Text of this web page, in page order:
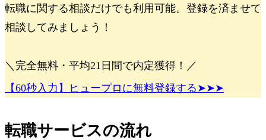
転職に関する相談だけでも利用可能。登録を済ませて
相談してみましょう！
＼完全無料・平均21日間で内定獲得！／
【60秒入力】ヒュープロに無料登録する➤➤➤
転職サービスの流れ